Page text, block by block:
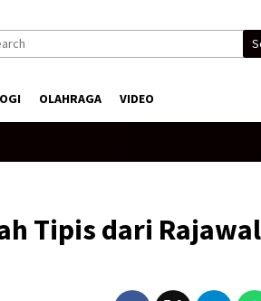
OLAHRAGA VIDEO
Tipis dari